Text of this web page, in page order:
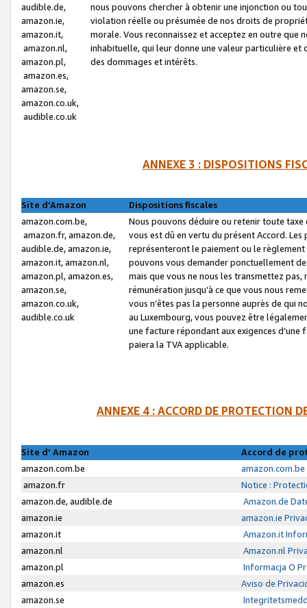
audible.de,
amazon.ie,
amazon.it,
amazon.nl,
amazon.pl,
amazon.es,
amazon.se,
amazon.co.uk,
audible.co.uk
nous pouvons chercher à obtenir une injonction ou
violation réelle ou présumée de nos droits de
morale. Vous reconnaissez et acceptez en outre que
inhabituelle, qui leur donne une valeur particulière
des dommages et intérêts.
ANNEXE 3 : DISPOSITIONS
Site d’Amazon
Dispositions fiscales
amazon.com.be,
amazon.fr, amazon.de,
audible.de, amazon.ie,
amazon.it, amazon.nl,
amazon.pl, amazon.es,
amazon.se,
amazon.co.uk,
audible.co.uk
Nous pouvons déduire ou retenir toute
vous est dû en vertu du présent Accord.
représenteront le paiement ou le
pouvons vous demander ponctuellement
mais que vous ne nous les transmettez
rémunération jusqu’à ce que vous nous
vous n’êtes pas la personne auprès de qui
au Luxembourg, vous pouvez être
une facture répondant aux exigences
paiera la TVA applicable.
ANNEXE 4 : ACCORD DE PROTECTION
Site d’ Amazon
Accord de
amazon.com.be
amazon.fr
Notice :
amazon.de, audible.de
Amazon.de
amazon.ie
amazon.ie
amazon.it
Amazon.it
amazon.nl
Amazon.nl
amazon.pl
Informacja O
amazon.es
Aviso de
amazon.se